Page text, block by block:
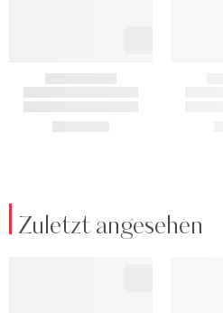
Zuletzt angesehen